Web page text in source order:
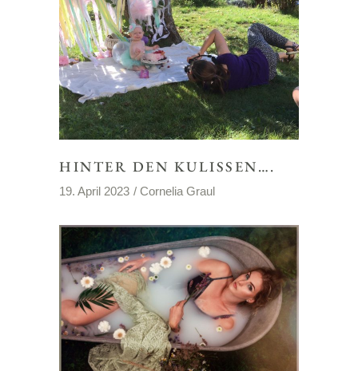
HINTER DEN KULISSEN….
19. April 2023 Cornelia Graul